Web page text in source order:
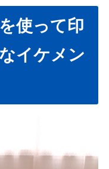
使って印
イケメン